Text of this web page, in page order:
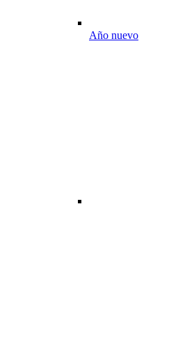
Año nuevo